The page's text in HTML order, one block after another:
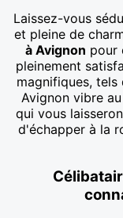
Laissez-vous
et pleine de
à Avignon pour
pleinement
magnifiques, tels
Avignon vibre
qui vous
d'échapper à la